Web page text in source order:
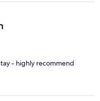
- highly recommend